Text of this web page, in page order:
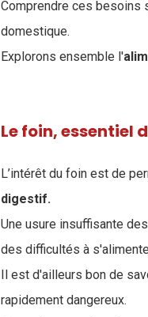
Comprendre ces besoins
domestique.
Explorons ensemble l'
Le foin, essentiel
L’intérêt du foin est de
digestif.
Une usure insuffisante
des difficultés à
Il est d'ailleurs bon de
rapidement dangereux.